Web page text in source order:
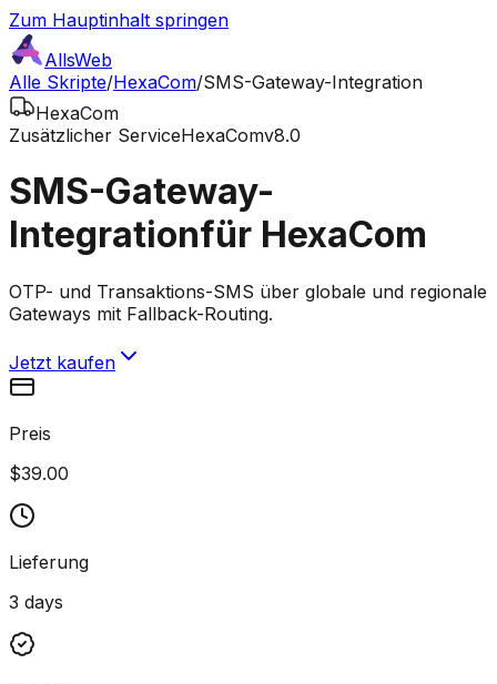
Zum Hauptinhalt springen
AllsWeb
Alle Skripte/HexaCom/SMS-Gateway-Integration
HexaCom
Zusätzlicher ServiceHexaComv8.0
SMS-Gateway-
Integrationfür HexaCom
OTP- und Transaktions-SMS über globale und regionale
Gateways mit Fallback-Routing.
Jetzt kaufen
Preis
$39.00
Lieferung
3 days